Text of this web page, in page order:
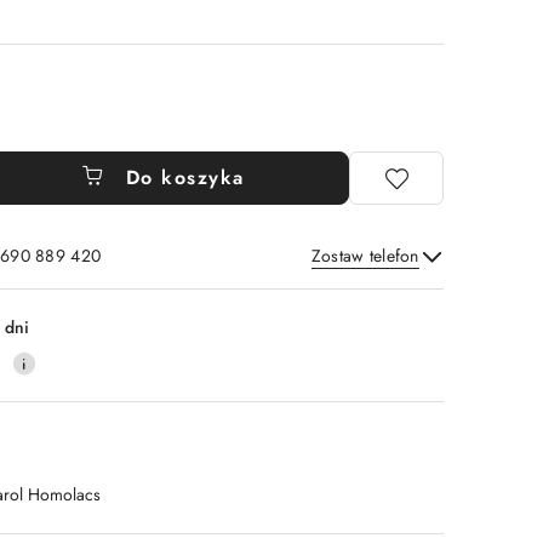
Do koszyka
889 420 Zostaw telefon
Wyślij
dni
Homolacs